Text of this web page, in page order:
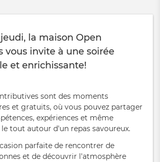
la maison Open
vous invite à une soirée
et enrichissante!
sont des moments
et gratuits, où vous pouvez partager
expériences et même
tout autour d'un repas savoureux.
parfaite de rencontrer de
et de découvrir l'atmosphère